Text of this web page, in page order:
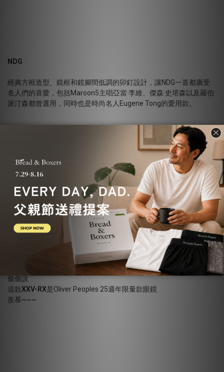
NDG
經典方框造型、鏡框和鏡腳間低調的卯釘設計，讓NDG一直都廣受
名人們的喜愛，包括Maroon5主唱亞當·李維、傑森·史塔森以及羅伯·
派汀森都曾選用，同時也是時尚名人Eugene Tong的愛用款。
Bernardo
小勞勃道尼出席第85屆奧斯卡頒獎典禮
偷偷說
這款XXV-RX是Oliver Peoples 25週年限量款眼鏡
羨慕~~~